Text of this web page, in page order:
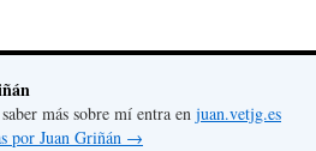
más sobre mí entra en juan.vetjg.es
por Juan Griñán →